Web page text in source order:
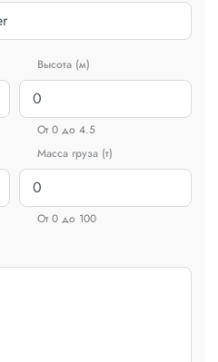
Высота (м)
От 0 до 4.5
Масса груза (т)
От 0 до 100